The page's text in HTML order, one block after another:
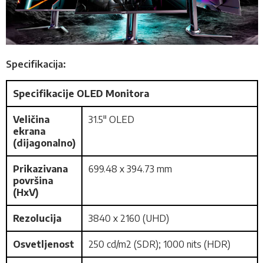
Specifikacija:
Specifikacije OLED Monitora
Veličina
ekrana
(dijagonalno)
31.5" OLED
Prikazivana
površina
(HxV)
699.48 x 394.73 mm
Rezolucija 3840 x 2160 (UHD)
Osvetljenost 250 cd/m2 (SDR); 1000 nits (HDR)